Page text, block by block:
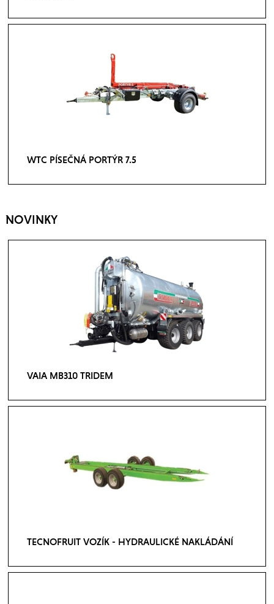
WTC PÍSEČNÁ PORTÝR 7.5
NOVINKY
VAIA MB310 TRIDEM
TECNOFRUIT VOZÍK - HYDRAULICKÉ NAKLÁDÁNÍ